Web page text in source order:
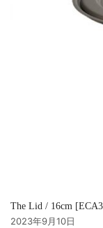
The Lid / 16cm
2023年9月10日